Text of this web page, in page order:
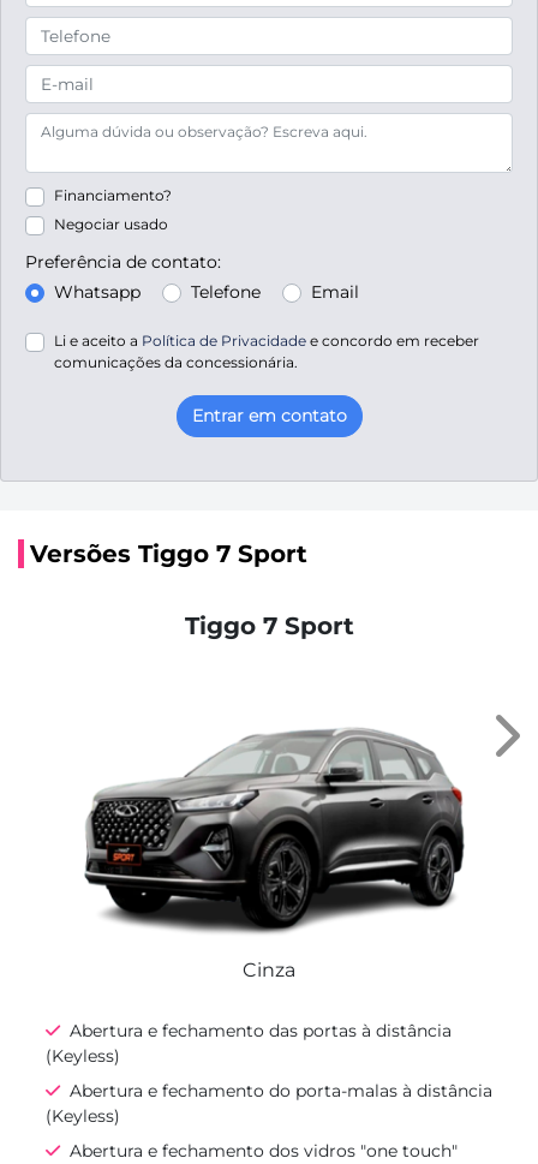
Financiamento?
Negociar usado
Preferência de contato:
Whatsapp
Telefone Email
Li e aceito a Política de Privacidade e concordo em receber
comunicações da concessionária.
Entrar em contato
Versões Tiggo 7 Sport
Tiggo 7 Sport
Cinza
Abertura e fechamento das portas à distância
(Keyless)
Abertura e fechamento do porta-malas à distância
(Keyless)
Abertura e fechamento dos vidros "one touch"